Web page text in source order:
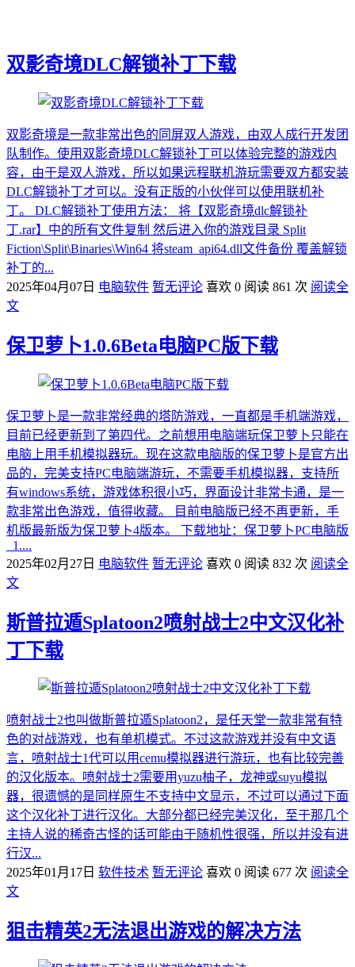
双影奇境DLC解锁补丁下载
双影奇境是一款非常出色的同屏双人游戏，由双人成行开发团
队制作。使用双影奇境DLC解锁补丁可以体验完整的游戏内
容，由于是双人游戏，所以如果远程联机游玩需要双方都安装
DLC解锁补丁才可以。没有正版的小伙伴可以使用联机补
丁。 DLC解锁补丁使用方法： 将【双影奇境dlc解锁补
丁.rar】中的所有文件复制 然后进入你的游戏目录 Split
Fiction\Split\Binaries\Win64 将steam_api64.dll文件备份 覆盖解锁
补丁的...
2025年04月07日 电脑软件 暂无评论 喜欢 0 阅读 861 次 阅读全
文
保卫萝卜1.0.6Beta电脑PC版下载
保卫萝卜是一款非常经典的塔防游戏，一直都是手机端游戏，
目前已经更新到了第四代。之前想用电脑端玩保卫萝卜只能在
电脑上用手机模拟器玩。现在这款电脑版的保卫萝卜是官方出
品的，完美支持PC电脑端游玩，不需要手机模拟器，支持所
有windows系统，游戏体积很小巧，界面设计非常卡通，是一
款非常出色游戏，值得收藏。 目前电脑版已经不再更新，手
机版最新版为保卫萝卜4版本。 下载地址：保卫萝卜PC电脑版
_1....
2025年02月27日 电脑软件 暂无评论 喜欢 0 阅读 832 次 阅读全
文
斯普拉遁Splatoon2喷射战士2中文汉化补
丁下载
喷射战士2也叫做斯普拉遁Splatoon2，是任天堂一款非常有特
色的对战游戏，也有单机模式。不过这款游戏并没有中文语
言，喷射战士1代可以用cemu模拟器进行游玩，也有比较完善
的汉化版本。喷射战士2需要用yuzu柚子，龙神或suyu模拟
器，很遗憾的是同样原生不支持中文显示，不过可以通过下面
这个汉化补丁进行汉化。大部分都已经完美汉化，至于那几个
主持人说的稀奇古怪的话可能由于随机性很强，所以并没有进
行汉...
2025年01月17日 软件技术 暂无评论 喜欢 0 阅读 677 次 阅读全
文
狙击精英2无法退出游戏的解决方法